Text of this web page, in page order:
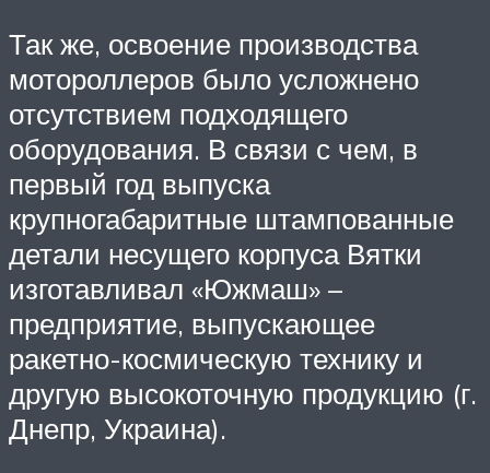
Так же, освоение производства
мотороллеров было усложнено
отсутствием подходящего
оборудования. В связи с чем, в
первый год выпуска
крупногабаритные штампованные
детали несущего корпуса Вятки
изготавливал «Южмаш» –
предприятие, выпускающее
ракетно-космическую технику и
другую высокоточную продукцию (г.
Днепр, Украина).